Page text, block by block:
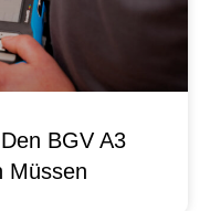
BGV A3
Müssen